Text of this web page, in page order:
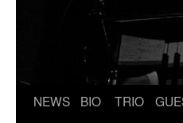
Aller
NEWS BIO TRIO